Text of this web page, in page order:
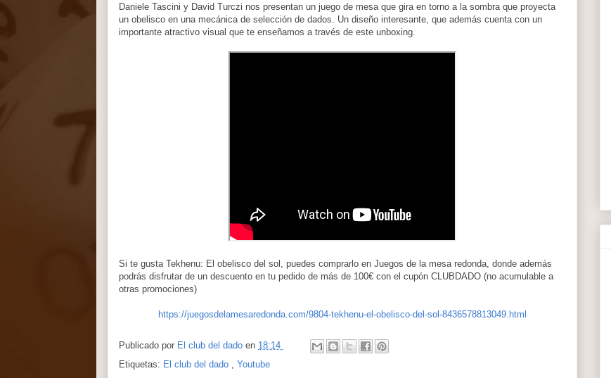
Daniele Tascini y David Turczi nos presentan un juego de mesa que gira en torno a la sombra que proyecta
un obelisco en una mecánica de selección de dados. Un diseño interesante, que además cuenta con un
importante atractivo visual que te enseñamos a través de este unboxing.
Si te gusta Tekhenu: El obelisco del sol, puedes comprarlo en Juegos de la mesa redonda, donde además
podrás disfrutar de un descuento en tu pedido de más de 100€ con el cupón CLUBDADO (no acumulable a
otras promociones)
https://juegosdelamesaredonda.com/9804-tekhenu-el-obelisco-del-sol-8436578813049.html
Publicado por El club del dado en 18:14
Etiquetas: El club del dado Youtube